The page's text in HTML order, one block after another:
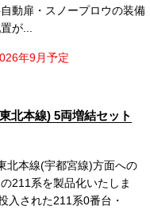
動扉・スノープロウの装備
が...
年9月予定
北本線) 5両増結セット
北本線(宇都宮線)方面への
211系を製品化いたしま
入された211系0番台・